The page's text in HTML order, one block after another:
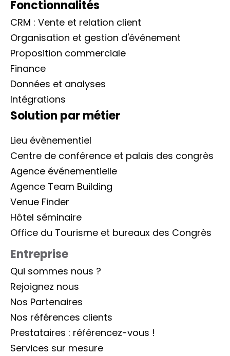
Fonctionnalités
CRM : Vente et relation client
Organisation et gestion d'événement
Proposition commerciale
Finance
Données et analyses
Intégrations
Solution par métier
Lieu évènementiel
Centre de conférence et palais des congrès
Agence événementielle
Agence Team Building
Venue Finder
Hôtel séminaire
Office du Tourisme et bureaux des Congrès
Entreprise
Qui sommes nous ?
Rejoignez nous
Nos Partenaires
Nos références clients
Prestataires : référencez-vous !
Services sur mesure